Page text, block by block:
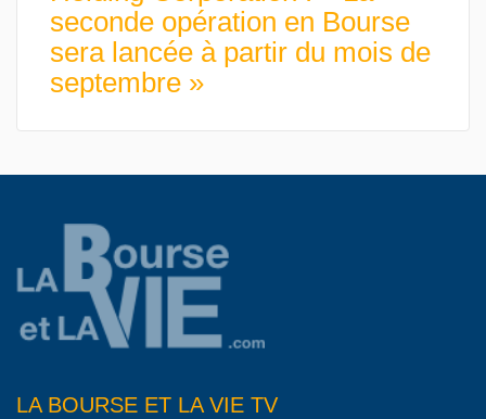
seconde opération en Bourse
sera lancée à partir du mois de
septembre »
LA BOURSE ET LA VIE TV